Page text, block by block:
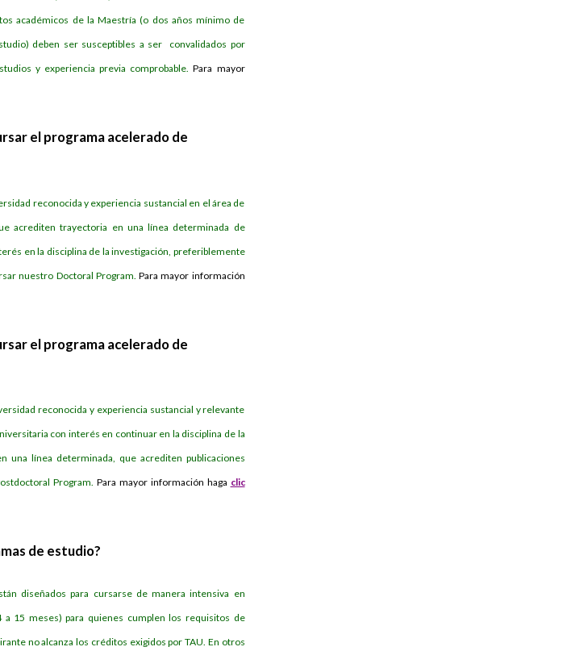
académicos de la Maestría (o dos años mínimo de
deben ser susceptibles a ser convalidados por
y experiencia previa comprobable.Para mayor
el programa acelerado de
reconocida y experiencia sustancial en el área de
acrediten trayectoria en una línea determinada de
en la disciplina de la investigación, preferiblemente
nuestro Doctoral Program. Para mayor información
el programa acelerado de
reconocida y experiencia sustancial y relevante
con interés en continuar en la disciplina de la
una línea determinada, que acrediten publicaciones
Program. Para mayor información haga clic
de estudio?
diseñados para cursarse de manera intensiva en
15 meses) para quienes cumplen los requisitos de
no alcanza los créditos exigidos por TAU. En otros